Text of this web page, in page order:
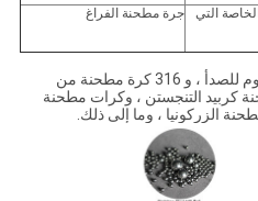
التي
جرة مطحنة الفراغ
304 كرات مطحنة من الفولاذ المقاوم للصدأ ، و 316 كرة مطحنة من
كربيد التنجستن ، وكرات مطحنة
الزركونيا ، وما إلى ذلك.